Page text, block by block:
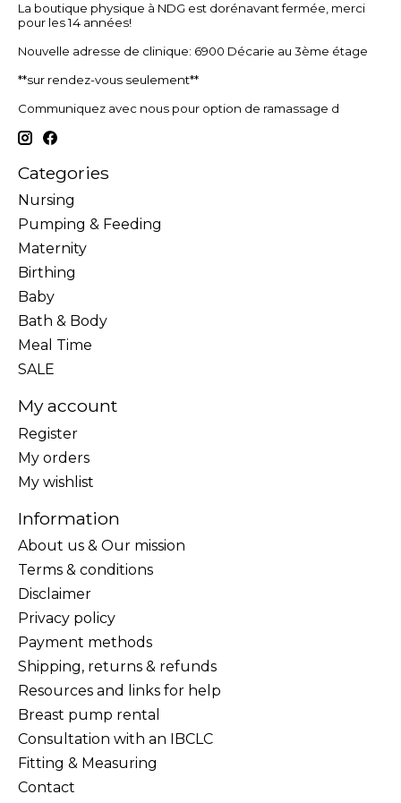
La boutique physique à NDG est dorénavant fermée, merci
pour les 14 années!
Nouvelle adresse de clinique: 6900 Décarie au 3ème étage
**sur rendez-vous seulement**
Communiquez avec nous pour option de ramassage d
Categories
Nursing
Pumping & Feeding
Maternity
Birthing
Baby
Bath & Body
Meal Time
SALE
My account
Register
My orders
My wishlist
Information
About us & Our mission
Terms & conditions
Disclaimer
Privacy policy
Payment methods
Shipping, returns & refunds
Resources and links for help
Breast pump rental
Consultation with an IBCLC
Fitting & Measuring
Contact